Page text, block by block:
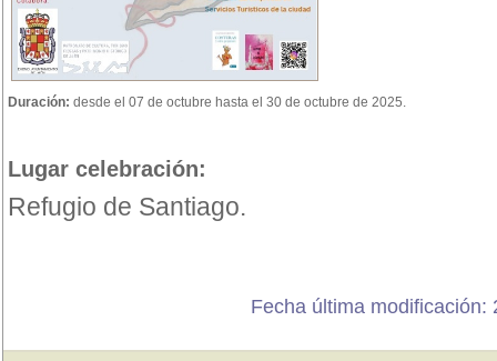
Duración: desde el 07 de octubre hasta el 30 de octubre de 2025.
Lugar celebración:
Refugio de Santiago.
Fecha última modificación: